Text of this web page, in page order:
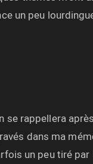
un peu
se rappellera
dans ma
un peu tiré